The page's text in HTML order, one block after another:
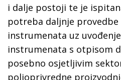
i dalje postoji te je
potreba daljnje
instrumenata uz
instrumenata s otpisom
posebno osjetljivim
poljoprivredne